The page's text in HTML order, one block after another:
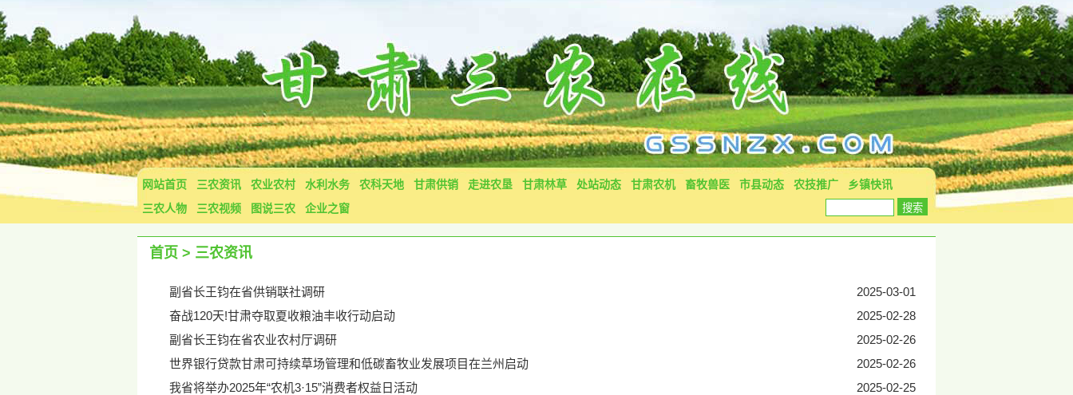
网站首页 三农资讯 农业农村 水利水务 农科天地 甘肃供销 走进农垦 甘肃林草 处站动态 甘肃农机 畜牧兽医 市县动态 农技推广
乡镇快讯
三农人物
三农视频 图说三农 企业之窗
首页 > 三农资讯
副省长王钧在省供销联社调研
2025-03-01
奋战120天!甘肃夺取夏收粮油丰收行动启动
2025-02-28
副省长王钧在省农业农村厅调研
2025-02-26
世界银行贷款甘肃可持续草场管理和低碳畜牧业发展项目在兰州启动
2025-02-26
我省将举办2025年“农机3·15”消费者权益日活动
2025-02-25